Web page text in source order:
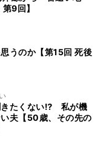
9回】
うのか【第15回 死後
きたくない⁉ 私が機
夫【50歳、その先の